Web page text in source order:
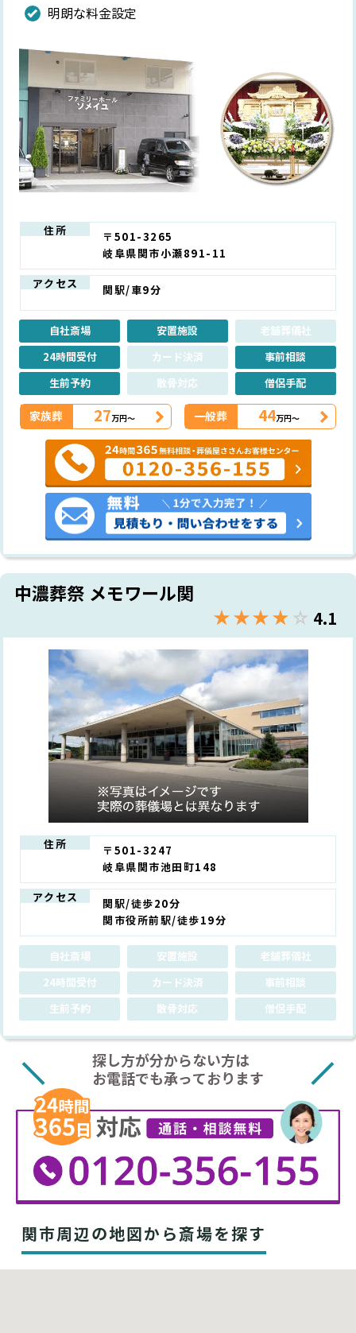
明朗な料金設定
住所
〒501-3265
岐阜県関市小瀬891-11
アクセス 関駅/車9分
自社斎場 安置施設
老舗葬儀社
24時間受付
カード決済
事前相談
生前予約
散骨対応 僧侶手配
家族葬 27万円～ 一般葬 44万円～
中濃葬祭 メモワール関
★★★★★
☆☆☆☆☆ 4.1
住所
〒501-3247
岐阜県関市池田町148
アクセス
関駅/徒歩20分
関市役所前駅/徒歩19分
自社斎場 安置施設
老舗葬儀社
24時間受付
カード決済
事前相談
生前予約
散骨対応 僧侶手配
探し方が分からない方は
お電話でも承っております
関市周辺の地図から斎場を探す